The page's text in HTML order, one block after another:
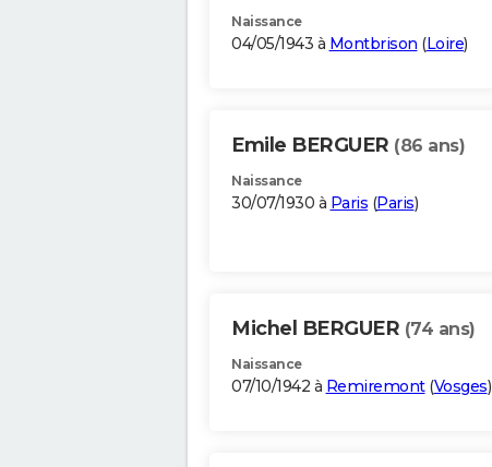
Naissance
04/05/1943 à Montbrison (Loire)
Emile BERGUER (86 ans)
Naissance
30/07/1930 à Paris (Paris)
Michel BERGUER (74 ans)
Naissance
07/10/1942 à Remiremont(Vosges)